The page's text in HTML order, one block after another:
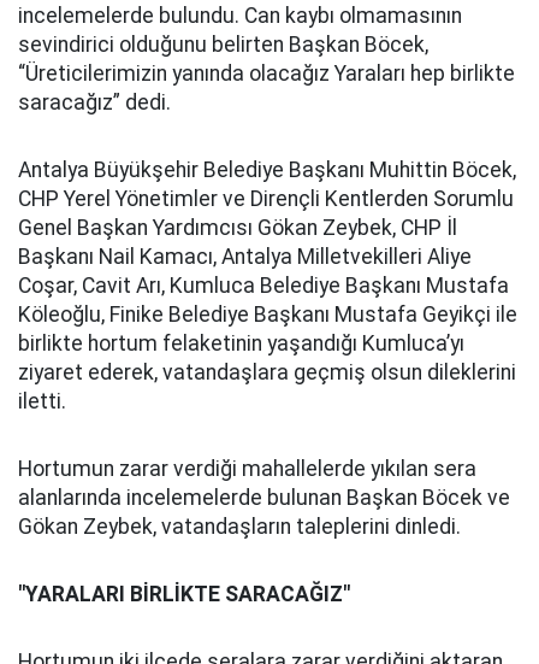
incelemelerde bulundu. Can kaybı olmamasının
sevindirici olduğunu belirten Başkan Böcek,
“Üreticilerimizin yanında olacağız Yaraları hep birlikte
saracağız” dedi.
Antalya Büyükşehir Belediye Başkanı Muhittin Böcek,
CHP Yerel Yönetimler ve Dirençli Kentlerden Sorumlu
Genel Başkan Yardımcısı Gökan Zeybek, CHP İl
Başkanı Nail Kamacı, Antalya Milletvekilleri Aliye
Coşar, Cavit Arı, Kumluca Belediye Başkanı Mustafa
Köleoğlu, Finike Belediye Başkanı Mustafa Geyikçi ile
birlikte hortum felaketinin yaşandığı Kumluca’yı
ziyaret ederek, vatandaşlara geçmiş olsun dileklerini
iletti.
Hortumun zarar verdiği mahallelerde yıkılan sera
alanlarında incelemelerde bulunan Başkan Böcek ve
Gökan Zeybek, vatandaşların taleplerini dinledi.
"YARALARI BİRLİKTE SARACAĞIZ"